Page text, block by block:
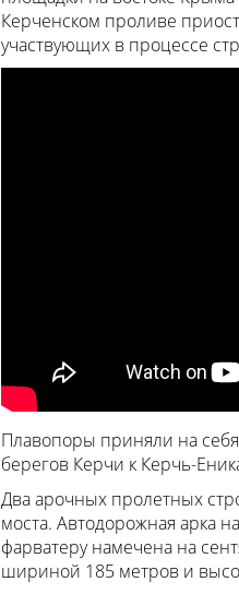
Керченском проливе
участвующих в процессе
Плавопоры приняли на
берегов Керчи к Керчь-
Два арочных пролетных
моста. Автодорожная арка
фарватеру намечена на
шириной 185 метров и